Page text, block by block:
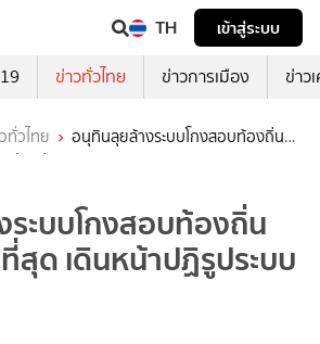
TH
เข้าสู่ระบบ
ข่าวทั่วไทย ข่าวการเมือง ข่าว
ทั่วไทย
อนุทินลุยล้างระบบโกงสอบท้องถิ่น
ฏิรูประบบสอบ
ะบบโกงสอบท้องถิ่น
สุด เดินหน้าปฏิรูประบบ